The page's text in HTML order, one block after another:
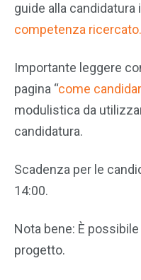
guide alla candidatura
competenza ricercato.
Importante leggere
pagina “come
modulistica da
candidatura.
Scadenza per le
14:00.
Nota bene: È
progetto.